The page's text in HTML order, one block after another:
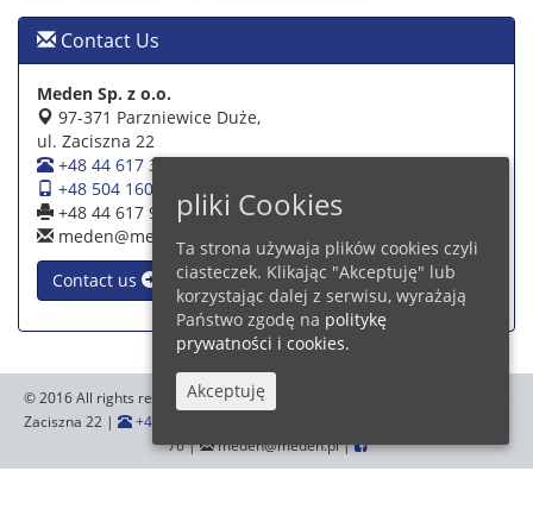
Contact Us
Meden Sp. z o.o.
97-371 Parzniewice Duże,
ul. Zaciszna 22
+48 44 617 39 39
+48 504 160 942
+48 44 617 93 76
meden@meden.pl
Contact us
© 2016 All rights reserved.Meden Sp. z o.o.
Zaciszna 22 |
+48 44 617 39 39
76 |
meden@meden.pl |
pliki Cookies
Ta strona używaja plików cookies czyli
ciasteczek. Klikając "Akceptuję" lub
korzystając dalej z serwisu, wyrażają
Państwo zgodę na politykę
prywatności i cookies.
Akceptuję